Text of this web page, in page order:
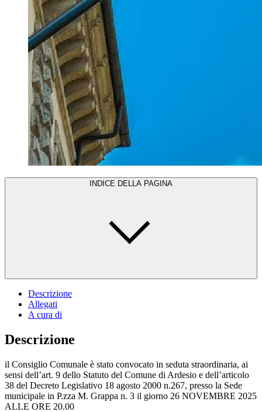
INDICE DELLA PAGINA
Descrizione
Allegati
A cura di
Descrizione
il Consiglio Comunale è stato convocato in seduta straordinaria, ai
sensi dell’art. 9 dello Statuto del Comune di Ardesio e dell’articolo
38 del Decreto Legislativo 18 agosto 2000 n.267, presso la Sede
municipale in P.zza M. Grappa n. 3 il giorno 26 NOVEMBRE 2025
ALLE ORE 20.00